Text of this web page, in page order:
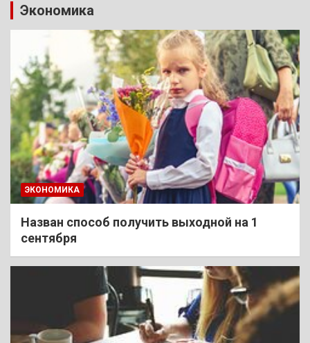
Экономика
ЭКОНОМИКА
Назван способ получить выходной на 1
сентября